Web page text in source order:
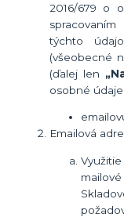
2016/679 o
týchto
(všeobecné
(ďalej len
osobné údaje:
Emailová